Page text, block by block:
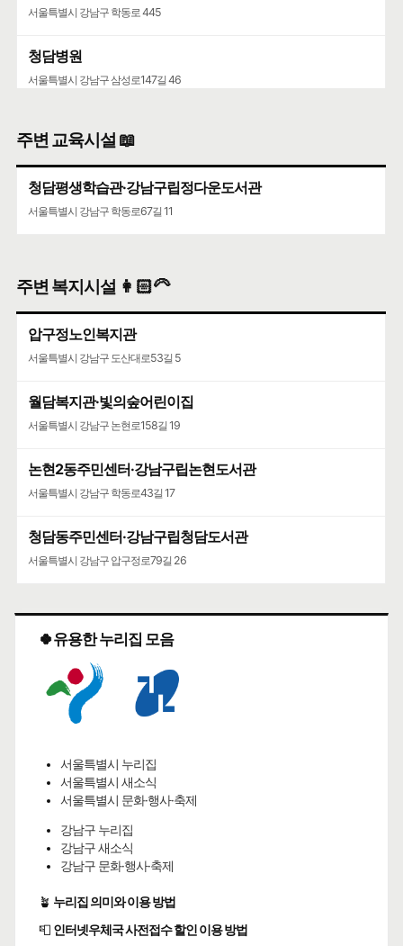
서울특별시 강남구 학동로 445
청담병원
서울특별시 강남구 삼성로147길 46
주변 교육시설 📖
청담평생학습관·강남구립정다운도서관
서울특별시 강남구 학동로67길 11
주변 복지시설 👩🏻‍🦳
압구정노인복지관
서울특별시 강남구 도산대로53길 5
월담복지관·빛의숲어린이집
서울특별시 강남구 논현로158길 19
논현2동주민센터·강남구립논현도서관
서울특별시 강남구 학동로43길 17
청담동주민센터·강남구립청담도서관
서울특별시 강남구 압구정로79길 26
🍀유용한 누리집 모음
서울특별시 누리집
서울특별시 새소식
서울특별시 문화·행사·축제
강남구 누리집
강남구 새소식
강남구 문화·행사·축제
🪴 누리집 의미와 이용 방법
📮 인터넷우체국 사전접수 할인 이용 방법